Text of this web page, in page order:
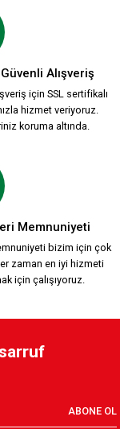
Alışveriş
için SSL sertifikalı
hizmet veriyoruz.
koruma altında.
Memnuniyeti
bizim için çok
zaman en iyi hizmeti
için çalışıyoruz.
ABONE OL